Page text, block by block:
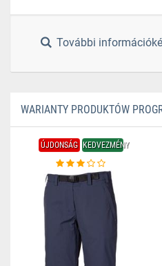
További
WARIANTY PRODUKTÓW
ÚJDONSÁG KEDVEZMÉNY